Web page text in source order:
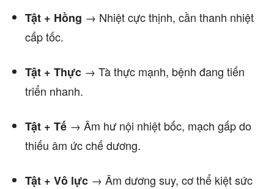
Tật + Hồng → Nhiệt cực thịnh, cần thanh nhiệt
cấp tốc.
Tật + Thực → Tà thực mạnh, bệnh đang tiến
triển nhanh.
Tật + Tế → Âm hư nội nhiệt bốc, mạch gấp do
thiếu âm ức chế dương.
Tật + Vô lực → Âm dương suy, cơ thể kiệt sức